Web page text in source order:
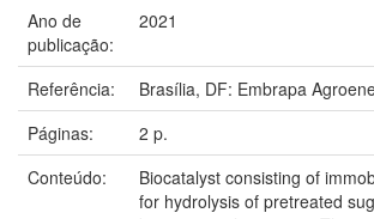
Ano de
publicação:
2021
Referência:
Brasília, DF: Embrapa
Páginas:
2 p.
Conteúdo:
Biocatalyst consisting of
for hydrolysis of pretreated